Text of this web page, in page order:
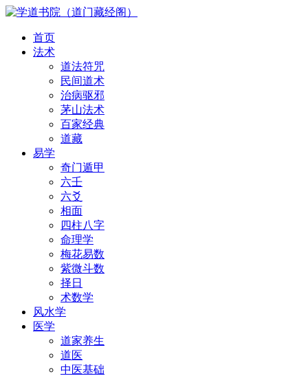
首页
法术
道法符咒
民间道术
治病驱邪
茅山法术
百家经典
道藏
易学
奇门遁甲
六壬
六爻
相面
四柱八字
命理学
梅花易数
紫微斗数
择日
术数学
风水学
医学
道家养生
道医
中医基础